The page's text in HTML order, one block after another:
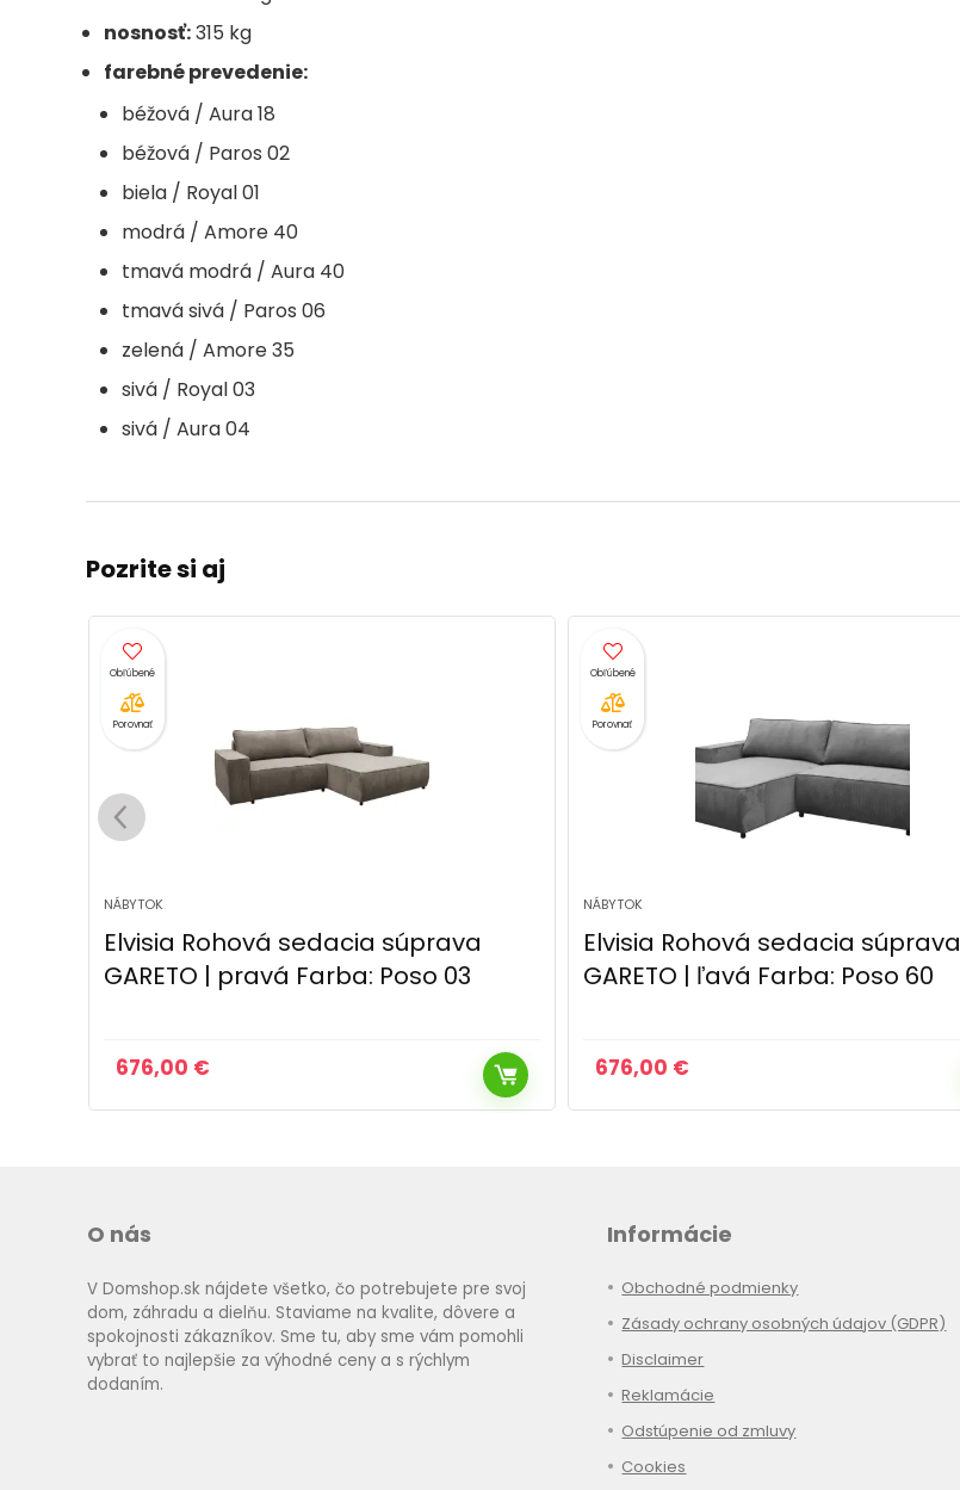
nosnosť:315 kg
farebné prevedenie:
béžová / Aura 18
béžová / Paros 02
biela / Royal 01
modrá / Amore 40
tmavá modrá / Aura 40
tmavá sivá / Paros 06
zelená / Amore 35
sivá / Royal 03
sivá / Aura 04
Pozrite si aj
Porovnať
NÁBYTOK
Elvisia Rohová sedacia súprava
GARETO | pravá Farba: Poso 03
676,00 €
Porovnať
NÁBYTOK
Elvisia Rohová sedacia súprava
GARETO | ľavá Farba: Poso 60
676,00 €
O nás
V Domshop.sk nájdete všetko, čo potrebujete pre svoj
dom, záhradu a dielňu. Staviame na kvalite, dôvere a
spokojnosti zákazníkov. Sme tu, aby sme vám pomohli
vybrať to najlepšie za výhodné ceny a s rýchlym
dodaním.
Informácie
Obchodné podmienky
Zásady ochrany osobných údajov (GDPR)
Disclaimer
Reklamácie
Odstúpenie od zmluvy
Cookies